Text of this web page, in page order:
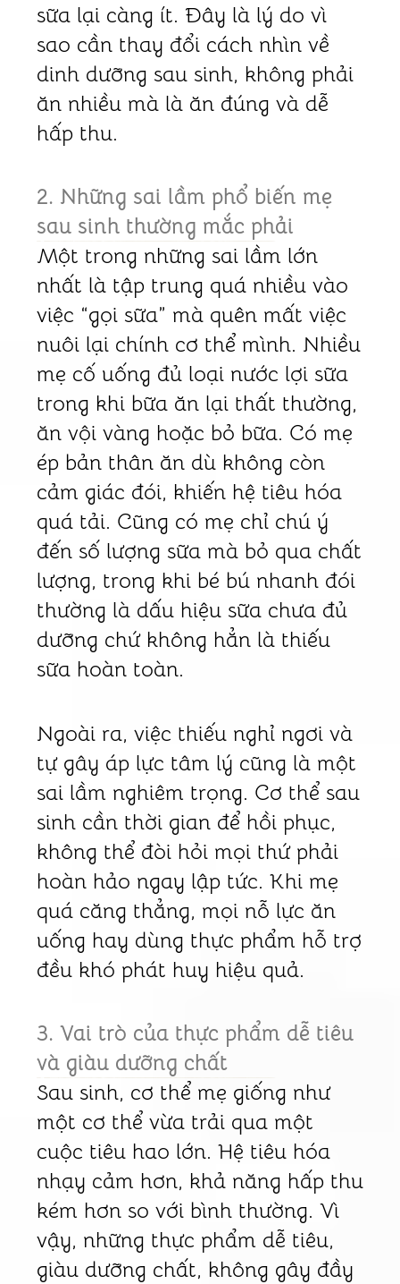
sữa lại càng ít. Đây là lý do vì
sao cần thay đổi cách nhìn về
dinh dưỡng sau sinh, không phải
ăn nhiều mà là ăn đúng và dễ
hấp thu.
2. Những sai lầm phổ biến mẹ
sau sinh thường mắc phải
Một trong những sai lầm lớn
nhất là tập trung quá nhiều vào
việc “gọi sữa” mà quên mất việc
nuôi lại chính cơ thể mình. Nhiều
mẹ cố uống đủ loại nước lợi sữa
trong khi bữa ăn lại thất thường,
ăn vội vàng hoặc bỏ bữa. Có mẹ
ép bản thân ăn dù không còn
cảm giác đói, khiến hệ tiêu hóa
quá tải. Cũng có mẹ chỉ chú ý
đến số lượng sữa mà bỏ qua chất
lượng, trong khi bé bú nhanh đói
thường là dấu hiệu sữa chưa đủ
dưỡng chứ không hẳn là thiếu
sữa hoàn toàn.
Ngoài ra, việc thiếu nghỉ ngơi và
tự gây áp lực tâm lý cũng là một
sai lầm nghiêm trọng. Cơ thể sau
sinh cần thời gian để hồi phục,
không thể đòi hỏi mọi thứ phải
hoàn hảo ngay lập tức. Khi mẹ
quá căng thẳng, mọi nỗ lực ăn
uống hay dùng thực phẩm hỗ trợ
đều khó phát huy hiệu quả.
3. Vai trò của thực phẩm dễ tiêu
và giàu dưỡng chất
Sau sinh, cơ thể mẹ giống như
một cơ thể vừa trải qua một
cuộc tiêu hao lớn. Hệ tiêu hóa
nhạy cảm hơn, khả năng hấp thu
kém hơn so với bình thường. Vì
vậy, những thực phẩm dễ tiêu,
giàu dưỡng chất, không gây đầy